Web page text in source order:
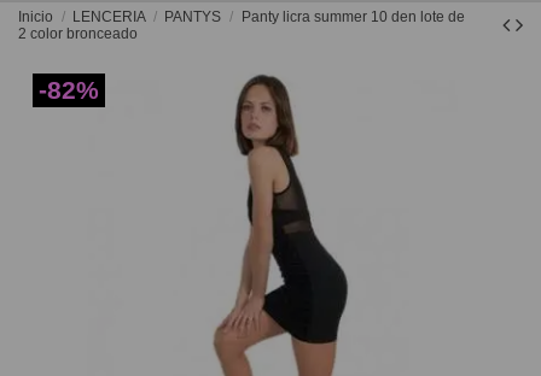
Inicio LENCERIA PANTYS
Panty licra summer 10 den lote de
2 color bronceado
-82%